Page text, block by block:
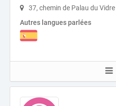
37, chemin de Palau du
Autres langues parlées